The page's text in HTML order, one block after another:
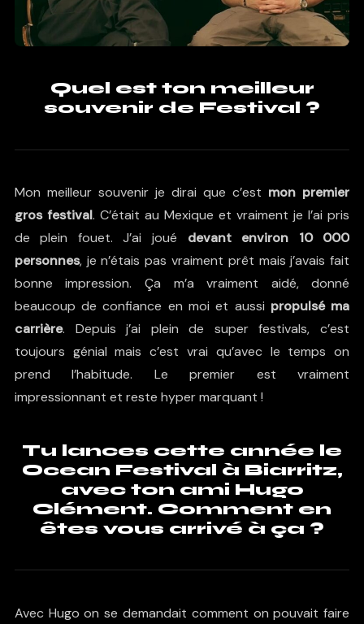
Quel est ton meilleur
souvenir de Festival ?
Mon meilleur souvenir je dirai que c’est mon premier
gros festival. C’était au Mexique et vraiment je l’ai pris
de plein fouet. J’ai joué devant environ 10 000
personnes, je n’étais pas vraiment prêt mais j’avais fait
bonne impression. Ça m’a vraiment aidé, donné
beaucoup de confiance en moi et aussi propulsé ma
carrière. Depuis j’ai plein de super festivals, c’est
toujours génial mais c’est vrai qu’avec le temps on
prend l’habitude. Le premier est vraiment
impressionnant et reste hyper marquant !
Tu lances cette année le
Ocean Festival à Biarritz,
avec ton ami Hugo
Clément. Comment en
êtes vous arrivé à ça ?
Avec Hugo on se demandait comment on pouvait faire